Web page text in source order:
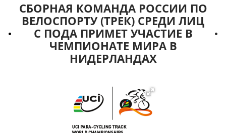
СБОРНАЯ КОМАНДА РОССИИ ПО
ВЕЛОСПОРТУ (ТРЕК) СРЕДИ ЛИЦ
С ПОДА ПРИМЕТ УЧАСТИЕ В
ЧЕМПИОНАТЕ МИРА В
НИДЕРЛАНДАХ